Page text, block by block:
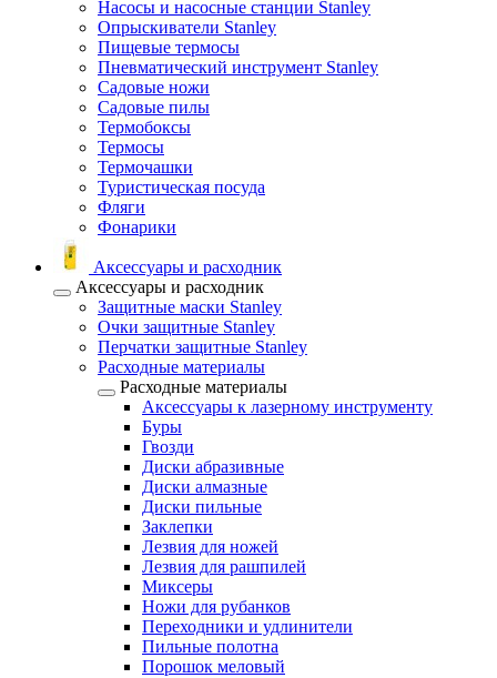
Насосы и насосные станции Stanley
Опрыскиватели Stanley
Пищевые термосы
Пневматический инструмент Stanley
Садовые ножи
Садовые пилы
Термобоксы
Термосы
Термочашки
Туристическая посуда
Фляги
Фонарики
Аксессуары и расходник
Аксессуары и расходник
Защитные маски Stanley
Очки защитные Stanley
Перчатки защитные Stanley
Расходные материалы
Расходные материалы
Аксессуары к лазерному инструменту
Буры
Гвозди
Диски абразивные
Диски алмазные
Диски пильные
Заклепки
Лезвия для ножей
Лезвия для рашпилей
Миксеры
Ножи для рубанков
Переходники и удлинители
Пильные полотна
Порошок меловый